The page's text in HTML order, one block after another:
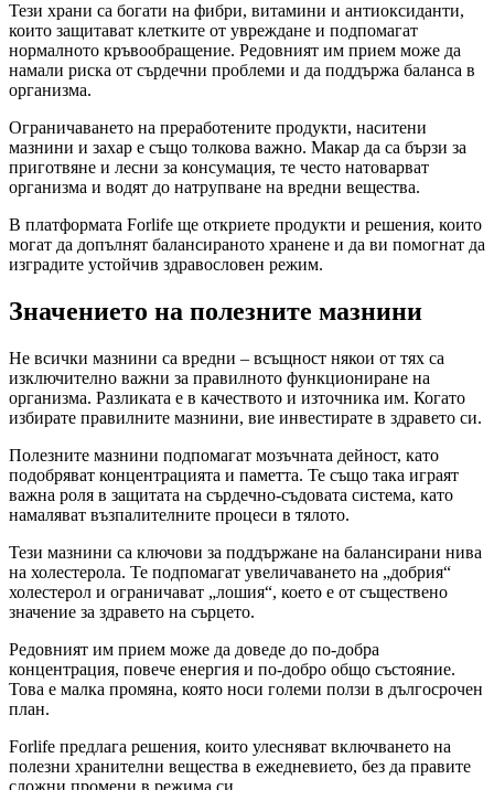
Тези храни са богати на фибри, витамини и антиоксиданти,
които защитават клетките от увреждане и подпомагат
нормалното кръвообращение. Редовният им прием може да
намали риска от сърдечни проблеми и да поддържа баланса в
организма.
Ограничаването на преработените продукти, наситени
мазнини и захар е също толкова важно. Макар да са бързи за
приготвяне и лесни за консумация, те често натоварват
организма и водят до натрупване на вредни вещества.
В платформата Forlife ще откриете продукти и решения, които
могат да допълнят балансираното хранене и да ви помогнат да
изградите устойчив здравословен режим.
Значението на полезните мазнини
Не всички мазнини са вредни – всъщност някои от тях са
изключително важни за правилното функциониране на
организма. Разликата е в качеството и източника им. Когато
избирате правилните мазнини, вие инвестирате в здравето си.
Полезните мазнини подпомагат мозъчната дейност, като
подобряват концентрацията и паметта. Те също така играят
важна роля в защитата на сърдечно-съдовата система, като
намаляват възпалителните процеси в тялото.
Тези мазнини са ключови за поддържане на балансирани нива
на холестерола. Те подпомагат увеличаването на „добрия“
холестерол и ограничават „лошия“, което е от съществено
значение за здравето на сърцето.
Редовният им прием може да доведе до по-добра
концентрация, повече енергия и по-добро общо състояние.
Това е малка промяна, която носи големи ползи в дългосрочен
план.
Forlife предлага решения, които улесняват включването на
полезни хранителни вещества в ежедневието, без да правите
сложни промени в режима си.